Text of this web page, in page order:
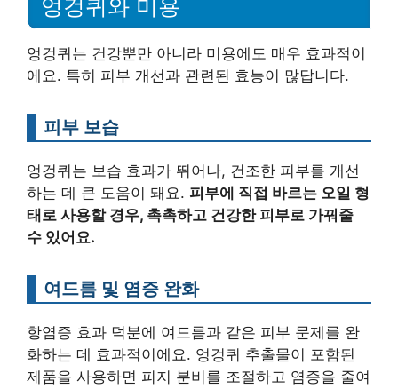
엉겅퀴와 미용
엉겅퀴는 건강뿐만 아니라 미용에도 매우 효과적이
에요. 특히 피부 개선과 관련된 효능이 많답니다.
피부 보습
엉겅퀴는 보습 효과가 뛰어나, 건조한 피부를 개선
하는 데 큰 도움이 돼요. 피부에 직접 바르는 오일 형
태로 사용할 경우, 촉촉하고 건강한 피부로 가꿔줄
수 있어요.
여드름 및 염증 완화
항염증 효과 덕분에 여드름과 같은 피부 문제를 완
화하는 데 효과적이에요. 엉겅퀴 추출물이 포함된
제품을 사용하면 피지 분비를 조절하고 염증을 줄여